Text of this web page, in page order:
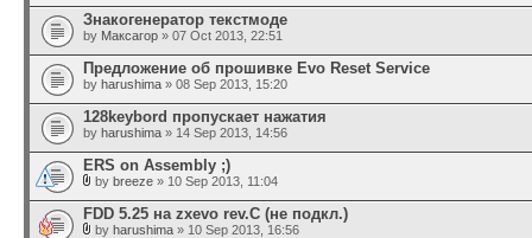
Знакогенератор текстмоде
by Максагор » 07 Oct 2013, 22:51
Предложение об прошивке Evo Reset Service
by harushima » 08 Sep 2013, 15:20
128keybord пропускает нажатия
by harushima » 14 Sep 2013, 14:56
ERS on Assembly ;)
by breeze » 10 Sep 2013, 11:04
FDD 5.25 на zxevo rev.C (не подкл.)
by harushima » 10 Sep 2013, 16:56